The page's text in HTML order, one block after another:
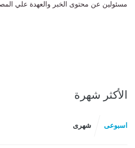
مسئولين عن محتوى الخبر والعهدة علي
الأكثر شهرة
اسبوعى شهرى